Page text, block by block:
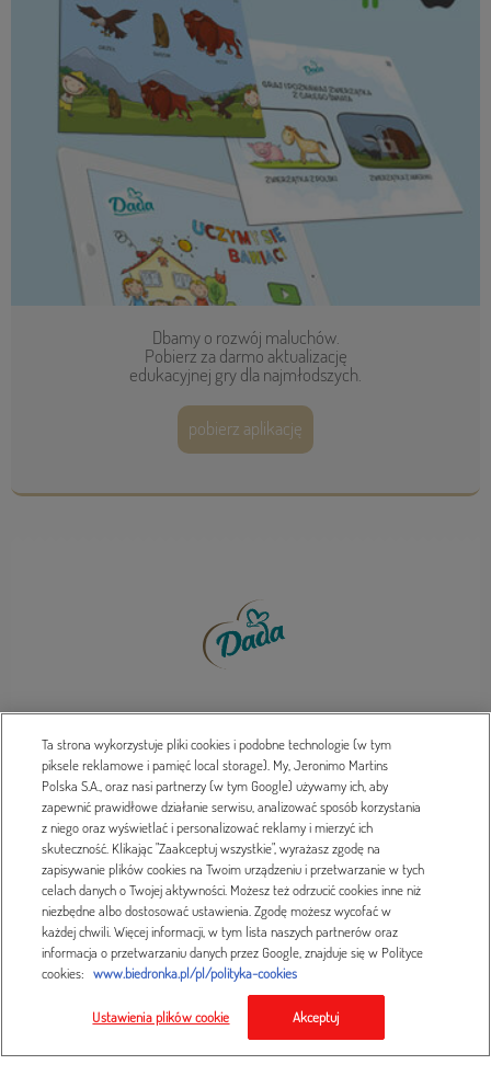
Dbamy o rozwój maluchów.
Pobierz za darmo aktualizację
edukacyjnej gry dla najmłodszych.
pobierz aplikację
Kontakt
Ta strona wykorzystuje pliki cookies i podobne technologie (w tym
piksele reklamowe i pamięć local storage). My, Jeronimo Martins
Polska S.A., oraz nasi partnerzy (w tym Google) używamy ich, aby
zapewnić prawidłowe działanie serwisu, analizować sposób korzystania
z niego oraz wyświetlać i personalizować reklamy i mierzyć ich
skuteczność. Klikając "Zaakceptuj wszystkie", wyrażasz zgodę na
zapisywanie plików cookies na Twoim urządzeniu i przetwarzanie w tych
celach danych o Twojej aktywności. Możesz też odrzucić cookies inne niż
niezbędne albo dostosować ustawienia. Zgodę możesz wycofać w
każdej chwili. Więcej informacji, w tym lista naszych partnerów oraz
informacja o przetwarzaniu danych przez Google, znajduje się w Polityce
cookies: www.biedronka.pl/pl/polityka-cookies
Ustawienia plików cookie Akceptuj